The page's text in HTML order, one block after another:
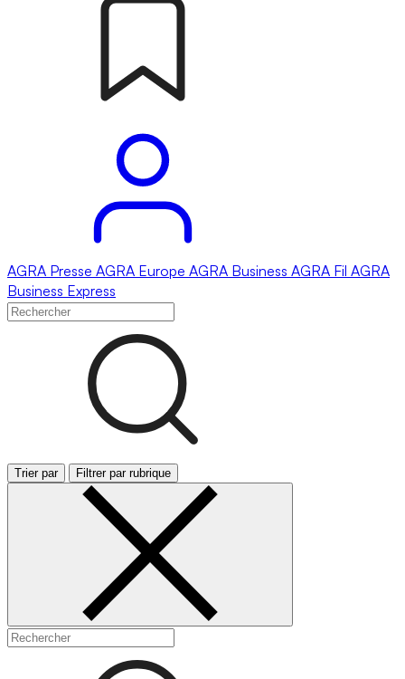
AGRA Presse AGRA Europe AGRA Business AGRA Fil AGRA
Business Express
Trier par Filtrer par rubrique